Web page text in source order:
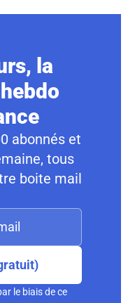
la
abonnés et
tous
boite mail
le biais de ce